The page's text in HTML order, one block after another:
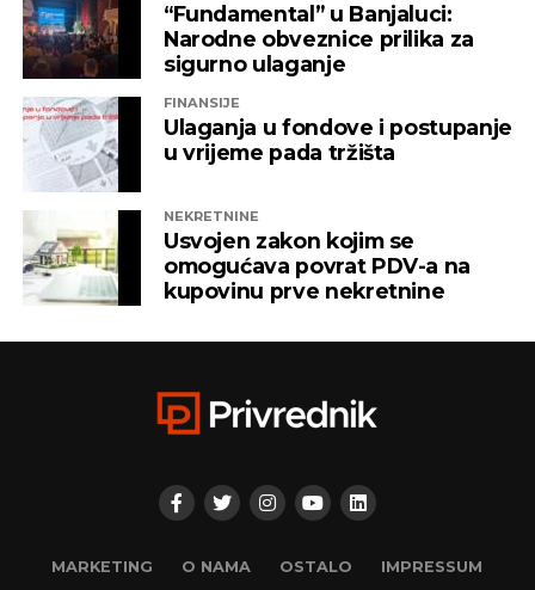
“Fundamental” u Banjaluci:
Narodne obveznice prilika za
sigurno ulaganje
FINANSIJE
Ulaganja u fondove i postupanje
u vrijeme pada tržišta
NEKRETNINE
Usvojen zakon kojim se
omogućava povrat PDV-a na
kupovinu prve nekretnine
MARKETING O NAMA OSTALO
IMPRESSUM